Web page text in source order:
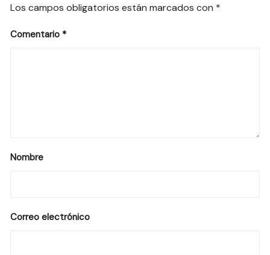
Los campos obligatorios están marcados con *
Comentario *
Nombre
Correo electrónico